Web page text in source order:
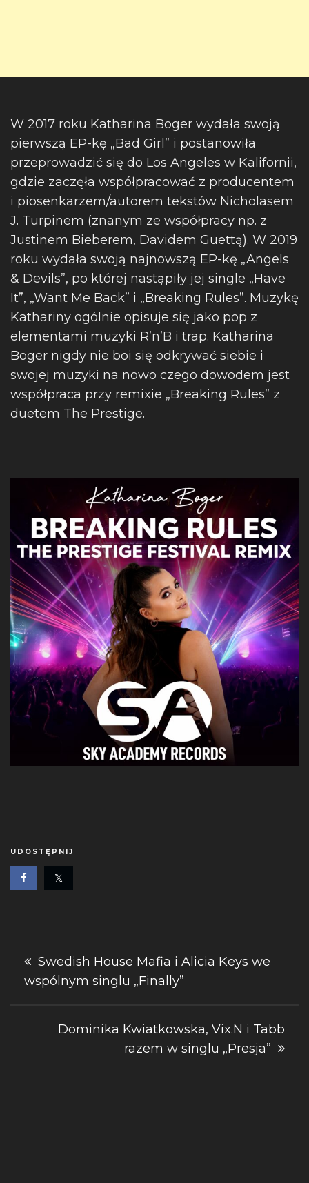
W 2017 roku Katharina Boger wydała swoją
pierwszą EP-kę „Bad Girl” i postanowiła
przeprowadzić się do Los Angeles w Kalifornii,
gdzie zaczęła współpracować z producentem
i piosenkarzem/autorem tekstów Nicholasem
J. Turpinem (znanym ze współpracy np. z
Justinem Bieberem, Davidem Guettą). W 2019
roku wydała swoją najnowszą EP-kę „Angels
& Devils”, po której nastąpiły jej single „Have
It”, „Want Me Back” i „Breaking Rules”. Muzykę
Kathariny ogólnie opisuje się jako pop z
elementami muzyki R’n’B i trap. Katharina
Boger nigdy nie boi się odkrywać siebie i
swojej muzyki na nowo czego dowodem jest
współpraca przy remixie „Breaking Rules” z
duetem The Prestige.
UDOSTĘPNIJ
Nawigacja
wpisu
Swedish House Mafia i Alicia Keys we
wspólnym singlu „Finally”
Dominika Kwiatkowska, Vix.N i Tabb
razem w singlu „Presja”